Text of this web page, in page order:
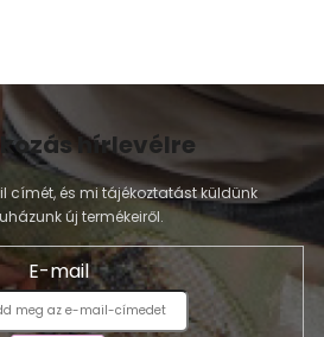
hírlevélre
címét, és mi tájékoztatást küldünk
új termékeiről.
E-mail